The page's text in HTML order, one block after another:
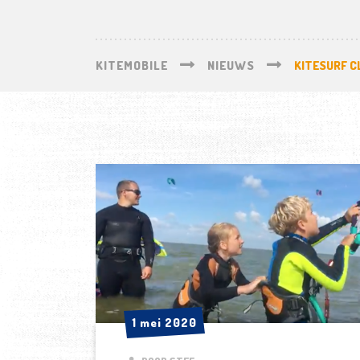
KITEMOBILE NIEUWS KITESURF
1 mei 2020
1 mei 2020